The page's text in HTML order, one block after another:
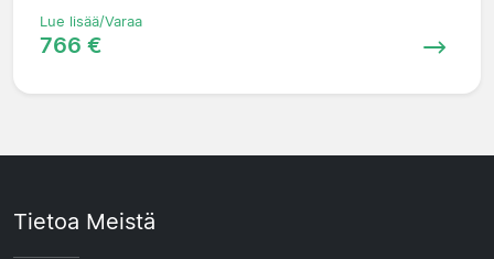
Lue lisää/Varaa
766 €
Tietoa Meistä